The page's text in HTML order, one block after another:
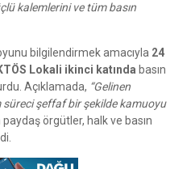
kalemlerini ve tüm basın
bilgilendirmek amacıyla 24
Lokali ikinci katında basın
Açıklamada, “Gelinen
şeffaf bir şekilde kamuoyu
örgütler, halk ve basın